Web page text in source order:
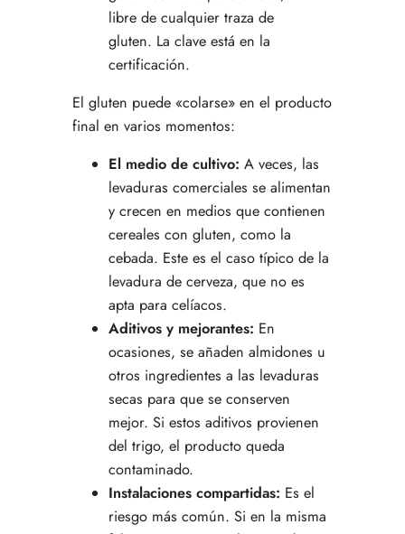
libre de cualquier traza de
gluten. La clave está en la
certificación.
El gluten puede «colarse» en el producto
final en varios momentos:
El medio de cultivo: A veces, las
levaduras comerciales se alimentan
y crecen en medios que contienen
cereales con gluten, como la
cebada. Este es el caso típico de la
levadura de cerveza, que no es
apta para celíacos.
Aditivos y mejorantes: En
ocasiones, se añaden almidones u
otros ingredientes a las levaduras
secas para que se conserven
mejor. Si estos aditivos provienen
del trigo, el producto queda
contaminado.
Instalaciones compartidas: Es el
riesgo más común. Si en la misma